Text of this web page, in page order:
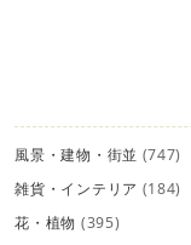
風景・建物・街並 (747)
雑貨・インテリア (184)
花・植物 (395)